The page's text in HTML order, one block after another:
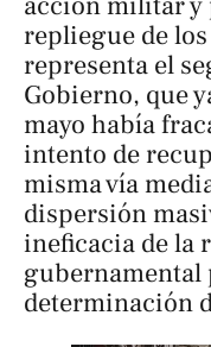
repliegue de
representa el
Gobierno, que
mayo había
intento de
misma vía
dispersión
ineficacia de la
gubernamental
determinación